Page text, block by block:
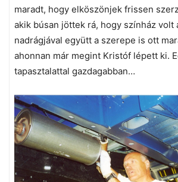
maradt, hogy elköszönjek frissen
akik búsan jöttek rá, hogy színház volt
nadrágjával együtt a szerepe is ott
ahonnan már megint Kristóf lépett ki.
tapasztalattal gazdagabban…